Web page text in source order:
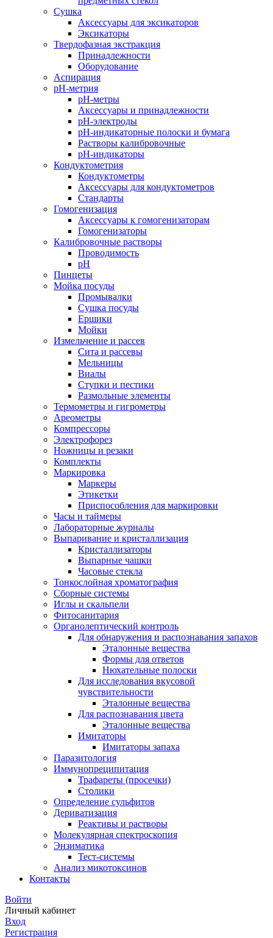
Сушка
Аксессуары для эксикаторов
Эксикаторы
Твердофазная экстракция
Принадлежности
Оборудование
Аспирация
pH-метрия
pH-метры
Аксессуары и принадлежности
pH-электроды
pH-индикаторные полоски и бумага
Растворы калибровочные
pH-индикаторы
Кондуктометрия
Кондуктометры
Аксессуары для кондуктометров
Стандарты
Гомогенизация
Аксессуары к гомогенизаторам
Гомогенизаторы
Калибровочные растворы
Проводимость
pH
Пинцеты
Мойка посуды
Промывалки
Сушка посуды
Ершики
Мойки
Измельчение и рассев
Сита и рассевы
Мельницы
Виалы
Ступки и пестики
Размольные элементы
Термометры и гигрометры
Ареометры
Компрессоры
Электрофорез
Ножницы и резаки
Комплекты
Маркировка
Маркеры
Этикетки
Приспособления для маркировки
Часы и таймеры
Лабораторные журналы
Выпаривание и кристаллизация
Кристаллизаторы
Выпарные чашки
Часовые стекла
Тонкослойная хроматография
Сборные системы
Иглы и скальпели
Фитосанитария
Органолептический контроль
Для обнаружения и распознавания запахов
Эталонные вещества
Формы для ответов
Нюхательные полоски
Для исследования вкусовой
чувствительности
Эталонные вещества
Для распознавания цвета
Эталонные вещества
Имитаторы
Имитаторы запаха
Паразитология
Иммунопреципитация
Трафареты (просечки)
Столики
Определение сульфитов
Дериватизация
Реактивы и растворы
Молекулярная спектроскопия
Энзиматика
Тест-системы
Анализ микотоксинов
Контакты
Войти
Личный кабинет
Вход
Регистрация